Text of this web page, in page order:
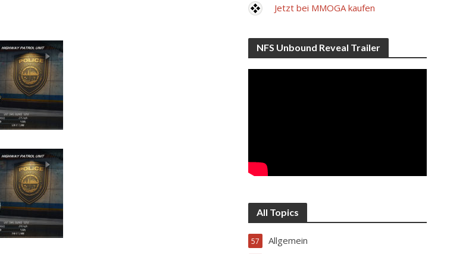
Jetzt bei MMOGA kaufen
NFS Unbound Reveal Trailer
All Topics
Allgemein
57